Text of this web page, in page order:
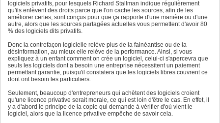
logiciels privatifs, pour lesquels Richard Stallman indique régulièrement
qu'ils enlèvent des droits parce que l'on cache les sources, afin de les
améliorer certes, sont conçus pour que ça rapporte d'une manière ou d'une
autre, alors que les sources partagées actuelles vous permettent d'avoir 80
% des logiciels dits privatifs.
Donc la contrefaçon logicielle relève plus de la fainéantise ou de la
désinformation, au mieux elle relève de la performance. Ainsi, si vous
expliquez à un enfant comment on crée un logiciel, celui-ci s'apercevra que
seuls les logiciels dont a besoin une entreprise nécessitent un paiement
permettant garantie, puisqu'il constatera que les logiciels libres couvrent ce
dont ont besoin les particuliers.
Seulement, beaucoup d'entrepreneurs qui achètent des logiciels croient
qu'une licence privative serait morale, ce qui est loin d'être le cas. En effet, il
y a d'abord le principe de la copie qui demande à vérifier d'où vient le
logiciel, alors que la licence privative empêche de savoir cela.